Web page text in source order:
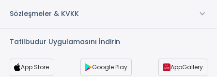
Sözleşmeler & KVKK
Tatilbudur Uygulamasını İndirin
App Store Google Play AppGallery